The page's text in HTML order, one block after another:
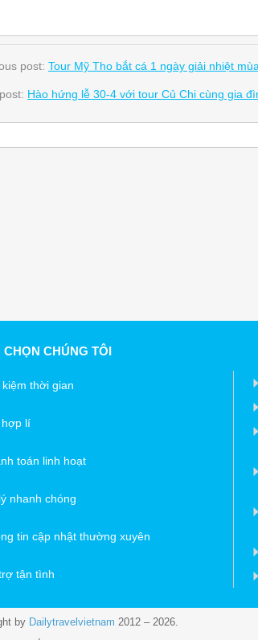
post: Tour Mỹ Tho bắt cá 1 ngày giải nhiệt
Hào hứng lễ 30-4 với tour Củ Chi cùng gia
CHỌN CHÚNG TÔI
kiệm thời gian
hợp lí
toán linh hoạt
nhanh chóng
tin cập nhật thường xuyên
tận tình
by Dailytravelvietnam 2012 – 2026.